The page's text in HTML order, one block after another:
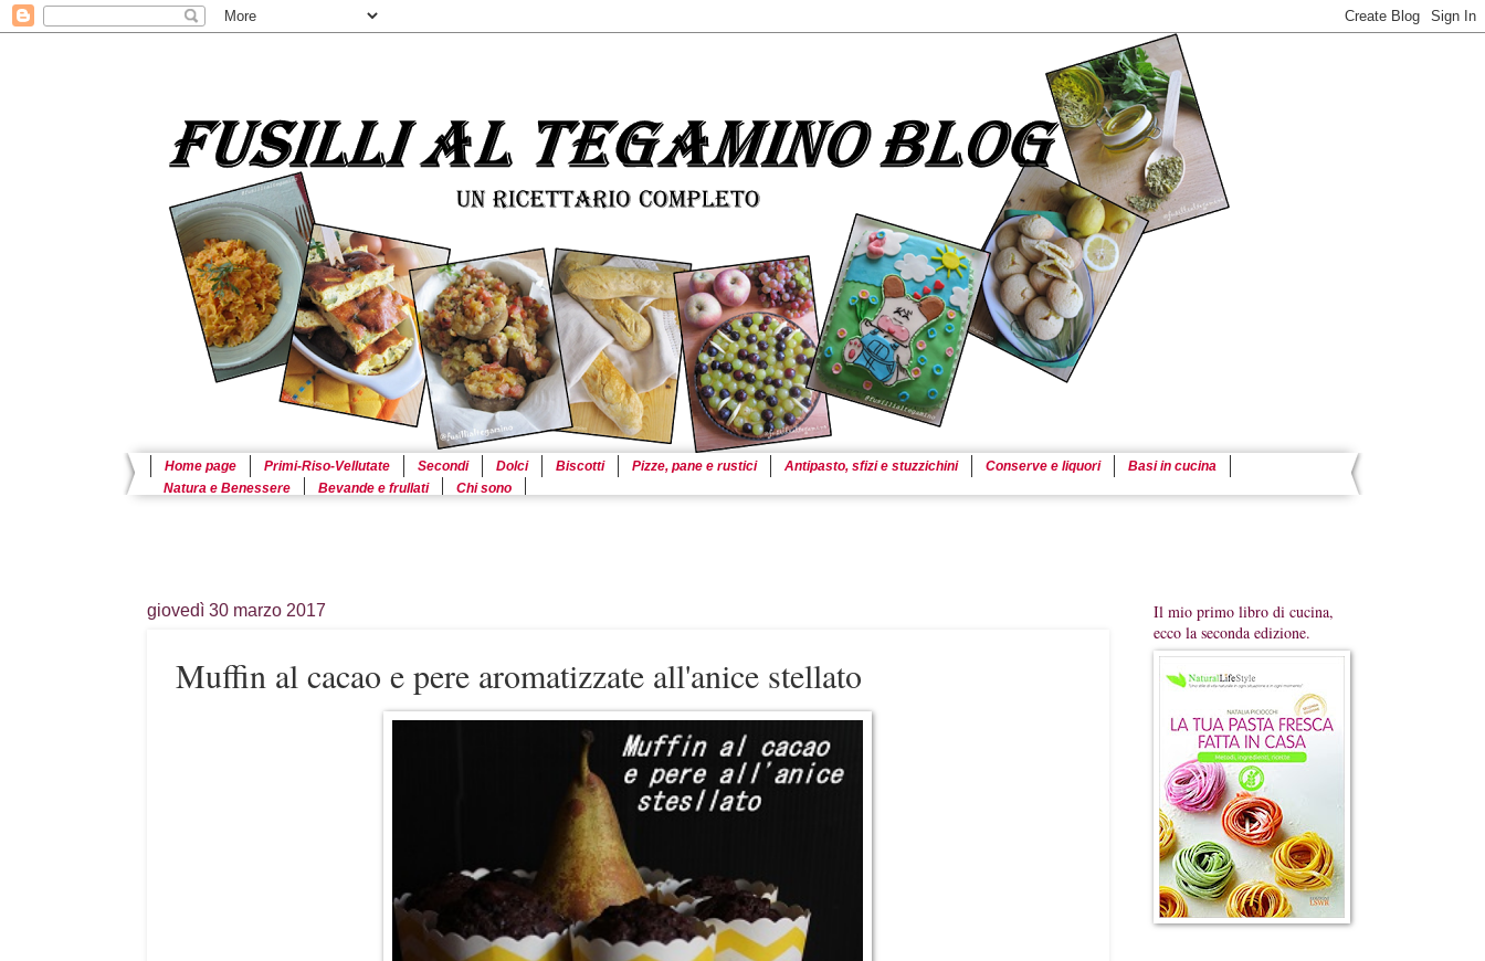
Home page Primi-Riso-Vellutate Secondi Dolci Biscotti Pizze, pane e rustici Antipasto, sfizi e stuzzichini Conserve e liquori
Basi in cucina
Natura e Benessere
Bevande e frullati Chi sono
giovedì 30 marzo 2017
Muffin al cacao e pere aromatizzate all'anice stellato
Il mio primo libro di cucina,
ecco la seconda edizione.